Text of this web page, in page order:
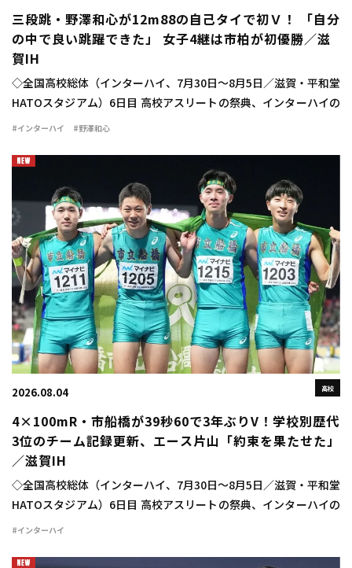
三段跳・野澤和心が12m88の自己タイで初Ｖ！ 「自分
の中で良い跳躍できた」 女子4継は市柏が初優勝／滋
賀IH
◇全国高校総体（インターハイ、7月30日～8月5日／滋賀・平和堂
HATOスタジアム）6日目 高校アスリートの祭典、インターハイの
6日目が行われ、女子三段跳では野澤和心（甲府南2山梨）が
#インターハイ #野澤和心
高校
2026.08.04
4×100mR・市船橋が39秒60で3年ぶりV！学校別歴代
3位のチーム記録更新、エース片山「約束を果たせた」
／滋賀IH
◇全国高校総体（インターハイ、7月30日～8月5日／滋賀・平和堂
HATOスタジアム）6日目 高校アスリートの祭典、インターハイの
6日目が行われ、男子4×100mリレーは市船橋（千葉）が高校歴代
#インターハイ